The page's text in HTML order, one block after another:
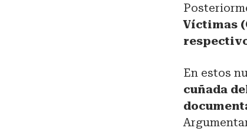
Víctimas
En estos
cuñada